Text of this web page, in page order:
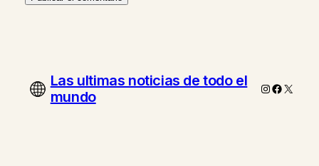
Las ultimas noticias de todo el
mundo
Instagram
X